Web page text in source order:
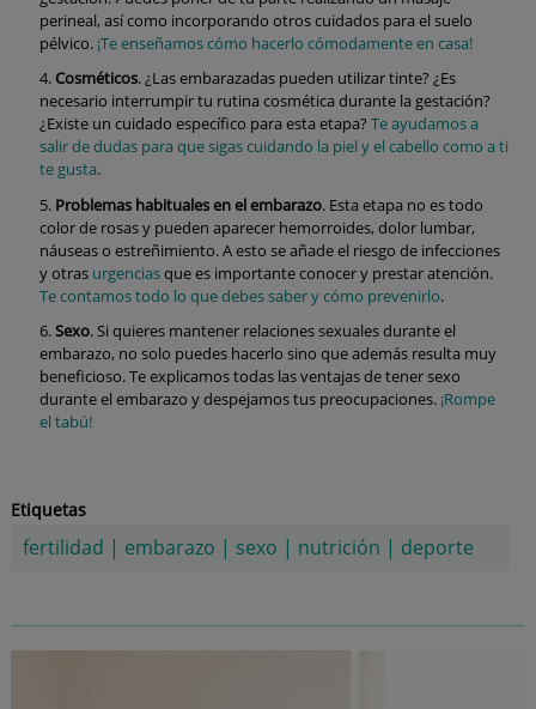
perineal, así como incorporando otros cuidados para el suelo
pélvico. ¡Te enseñamos cómo hacerlo cómodamente en casa!
Cosméticos. ¿Las embarazadas pueden utilizar tinte? ¿Es
necesario interrumpir tu rutina cosmética durante la gestación?
¿Existe un cuidado específico para esta etapa? Te ayudamos a
salir de dudas para que sigas cuidando la piel y el cabello como a ti
te gusta.
Problemas habituales en el embarazo. Esta etapa no es todo
color de rosas y pueden aparecer hemorroides, dolor lumbar,
náuseas o estreñimiento. A esto se añade el riesgo de infecciones
y otras urgenciasque es importante conocer y prestar atención.
Te contamos todo lo que debes saber y cómo prevenirlo.
Sexo. Si quieres mantener relaciones sexuales durante el
embarazo, no solo puedes hacerlo sino que además resulta muy
beneficioso. Te explicamos todas las ventajas de tener sexo
durante el embarazo y despejamos tus preocupaciones. ¡Rompe
el tabú!
Etiquetas
fertilidad | embarazo | sexo | nutrición | deporte